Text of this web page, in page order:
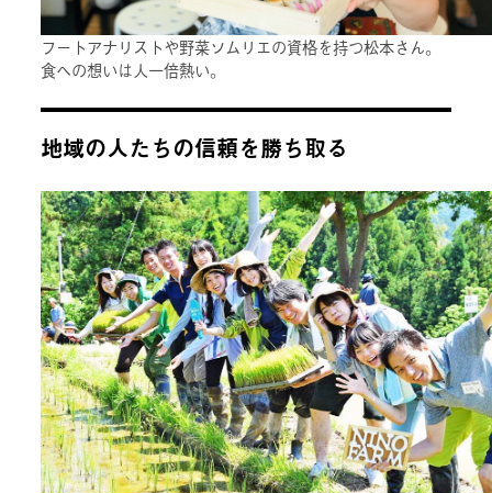
フートアナリストや野菜ソムリエの資格を持つ松本さん。
食への想いは人一倍熱い。
地域の人たちの信頼を勝ち取る